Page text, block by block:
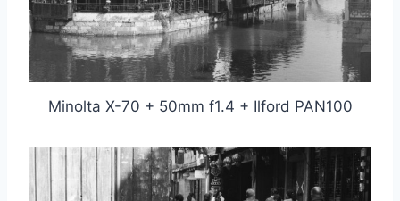
Minolta X-70 + 50mm f1.4 + Ilford PAN100